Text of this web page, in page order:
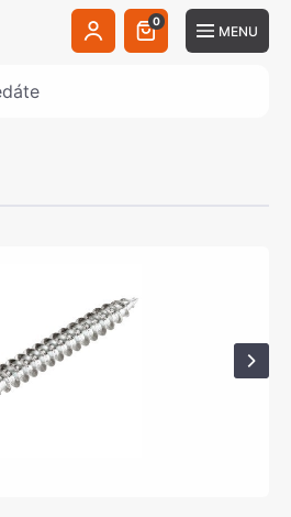
0
MENU